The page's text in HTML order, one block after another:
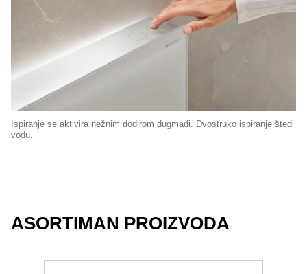
Ispiranje se aktivira nežnim dodirom dugmadi. Dvostruko ispiranje štedi
vodu.
ASORTIMAN PROIZVODA